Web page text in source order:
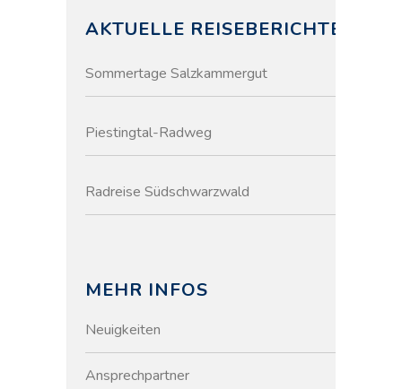
AKTUELLE REISEBERICHTE
Sommertage Salzkammergut
Piestingtal-Radweg
Radreise Südschwarzwald
MEHR INFOS
Neuigkeiten
Ansprechpartner